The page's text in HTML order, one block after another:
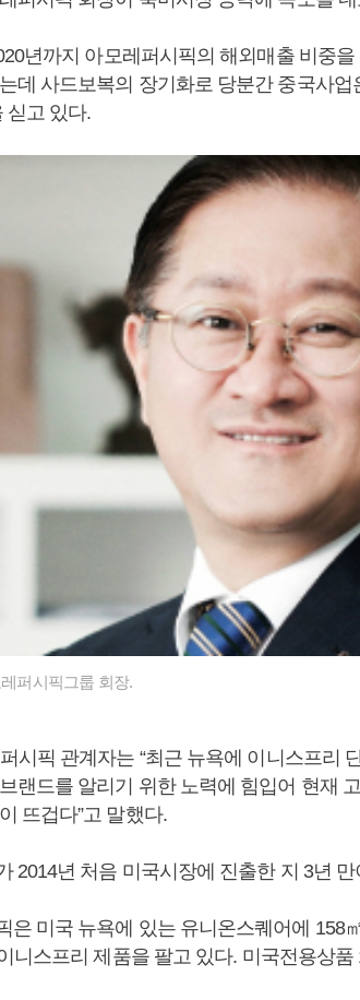
년까지 아모레퍼시픽의 해외매출 비중
데 사드보복의 장기화로 당분간 중국사
싣고 있다.
퍼시픽그룹 회장.
시픽 관계자는 “최근 뉴욕에 이니스프리
랜드를 알리기 위한 노력에 힘입어 현재
뜨겁다”고 말했다.
2014년 처음 미국시장에 진출한 지 3년 만
은 미국 뉴욕에 있는 유니온스퀘어에 158
니스프리 제품을 팔고 있다. 미국전용상품